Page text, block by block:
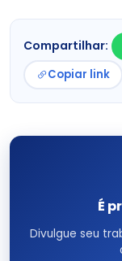
Compartilhar:
Copiar link
É
Divulgue seu